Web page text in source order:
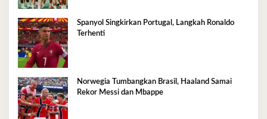
Spanyol Singkirkan Portugal, Langkah Ronaldo
Terhenti
Norwegia Tumbangkan Brasil, Haaland Samai
Rekor Messi dan Mbappe